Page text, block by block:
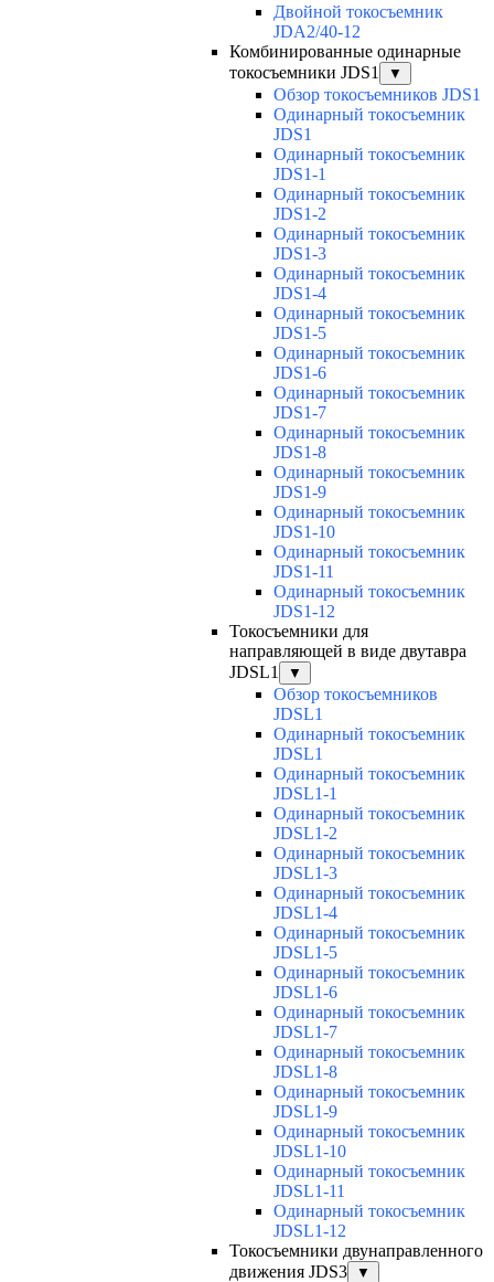
Двойной токосъемник
JDA2/40-12
Комбинированные одинарные
токосъемники JDS1
▼
Обзор токосъемников JDS1
Одинарный токосъемник
JDS1
Одинарный токосъемник
JDS1-1
Одинарный токосъемник
JDS1-2
Одинарный токосъемник
JDS1-3
Одинарный токосъемник
JDS1-4
Одинарный токосъемник
JDS1-5
Одинарный токосъемник
JDS1-6
Одинарный токосъемник
JDS1-7
Одинарный токосъемник
JDS1-8
Одинарный токосъемник
JDS1-9
Одинарный токосъемник
JDS1-10
Одинарный токосъемник
JDS1-11
Одинарный токосъемник
JDS1-12
Токосъемники для
направляющей в виде двутавра
JDSL1
▼
Обзор токосъемников
JDSL1
Одинарный токосъемник
JDSL1
Одинарный токосъемник
JDSL1-1
Одинарный токосъемник
JDSL1-2
Одинарный токосъемник
JDSL1-3
Одинарный токосъемник
JDSL1-4
Одинарный токосъемник
JDSL1-5
Одинарный токосъемник
JDSL1-6
Одинарный токосъемник
JDSL1-7
Одинарный токосъемник
JDSL1-8
Одинарный токосъемник
JDSL1-9
Одинарный токосъемник
JDSL1-10
Одинарный токосъемник
JDSL1-11
Одинарный токосъемник
JDSL1-12
Токосъемники двунаправленного
движения JDS3
▼